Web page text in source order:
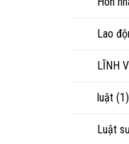
Lao
LĨNH
luật (1)
Luật